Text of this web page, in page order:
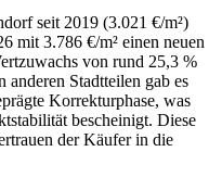
seit 2019 (3.021 €/m²)
mit 3.786 €/m² einen neuen
von rund 25,3 %
anderen Stadtteilen gab es
Korrekturphase, was
bescheinigt. Diese
der Käufer in die